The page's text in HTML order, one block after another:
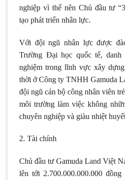
nghiệp vì thế nên Chủ đầu tư
tạo phát triển nhân lực.
Với đội ngũ nhân lực được
Trường Đại học quốc tế,
nghiệm trong lĩnh vực xây
thời ở Công ty TNHH Gamuda
đội ngũ cán bộ công nhân viên
môi trường làm việc không
chuyên nghiệp và giàu nhiệt
2. Tài chính
Chủ đầu tư Gamuda Land Việt
lên tới 2.700.000.000.000